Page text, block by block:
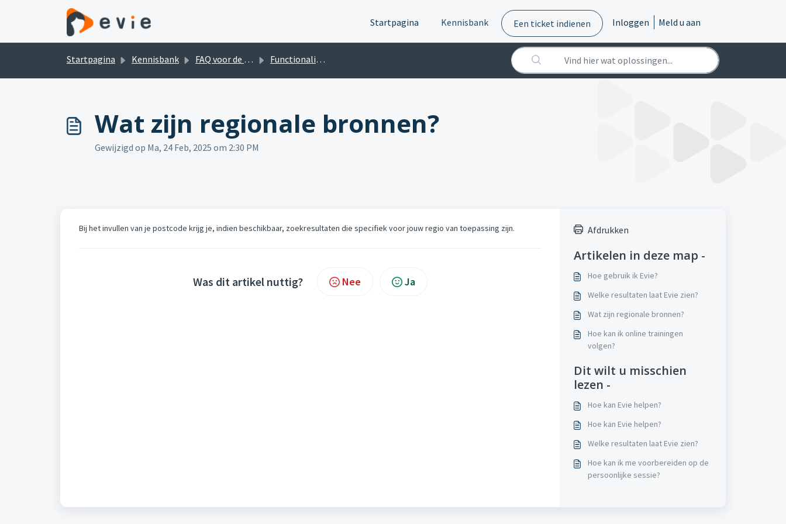
Doorgaan naar hoofdinhoud
Startpagina
Kennisbank Een ticket indienen Inloggen Meld u aan
Startpagina Kennisbank FAQ voor de Evie.nl bezoeker Functionaliteiten
Wat zijn regionale bronnen?
Gewijzigd op Ma, 24 Feb, 2025 om 2:30 PM
Bij het invullen van je postcode krijg je, indien beschikbaar, zoekresultaten die specifiek voor jouw regio van toepassing zijn.
Was dit artikel nuttig? Nee Ja
Afdrukken
Artikelen in deze map -
Hoe gebruik ik Evie?
Welke resultaten laat Evie zien?
Wat zijn regionale bronnen?
Hoe kan ik online trainingen
volgen?
Dit wilt u misschien
lezen -
Hoe kan Evie helpen?
Hoe kan Evie helpen?
Welke resultaten laat Evie zien?
Hoe kan ik me voorbereiden op de
persoonlijke sessie?